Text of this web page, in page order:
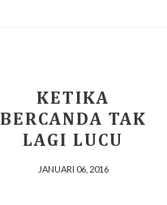
KETIKA
BERCANDA TAK
LAGI LUCU
JANUARI 06, 2016